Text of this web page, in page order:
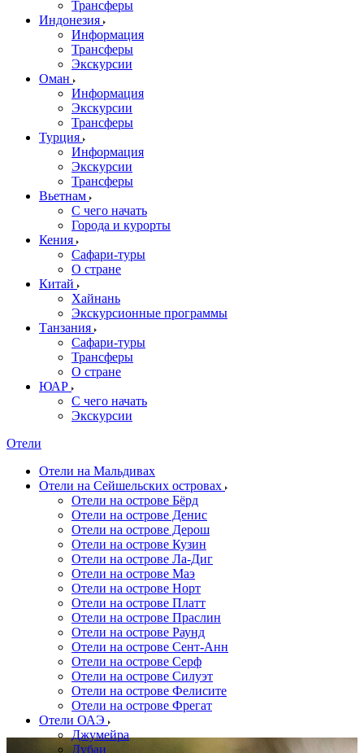
Трансферы
Индонезия
Информация
Трансферы
Экскурсии
Оман
Информация
Экскурсии
Трансферы
Турция
Информация
Экскурсии
Трансферы
Вьетнам
С чего начать
Города и курорты
Кения
Сафари-туры
О стране
Китай
Хайнань
Экскурсионные программы
Танзания
Сафари-туры
Трансферы
О стране
ЮАР
С чего начать
Экскурсии
Отели
Отели на Мальдивах
Отели на Сейшельских островах
Отели на острове Бёрд
Отели на острове Денис
Отели на острове Дерош
Отели на острове Кузин
Отели на острове Ла-Диг
Отели на острове Маэ
Отели на острове Норт
Отели на острове Платт
Отели на острове Праслин
Отели на острове Раунд
Отели на острове Сент-Анн
Отели на острове Серф
Отели на острове Силуэт
Отели на острове Фелисите
Отели на острове Фрегат
Отели ОАЭ
Джумейра
Дубаи